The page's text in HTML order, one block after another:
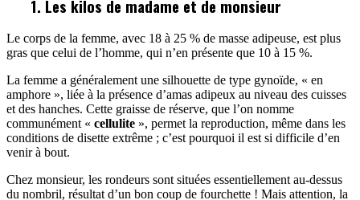
1. Les kilos de madame et de monsieur
Le corps de la femme, avec 18 à 25 % de masse adipeuse, est plus
gras que celui de l’homme, qui n’en présente que 10 à 15 %.
La femme a généralement une silhouette de type gynoïde, « en
amphore », liée à la présence d’amas adipeux au niveau des cuisses
et des hanches. Cette graisse de réserve, que l’on nomme
communément « cellulite », permet la reproduction, même dans les
conditions de disette extrême ; c’est pourquoi il est si difficile d’en
venir à bout.
Chez monsieur, les rondeurs sont situées essentiellement au-dessus
du nombril, résultat d’un bon coup de fourchette ! Mais attention, la